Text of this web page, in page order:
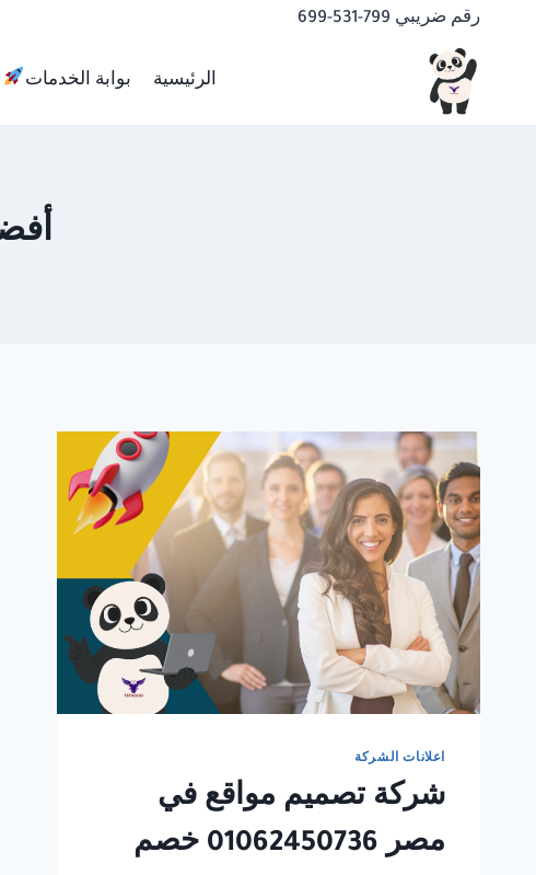
المحتوى
رقم ضريبي 799-531-699
الرئيسية بوابة الخدمات
اعلانات الشركة
شركة تصميم مواقع في
مصر 01062450736 خصم